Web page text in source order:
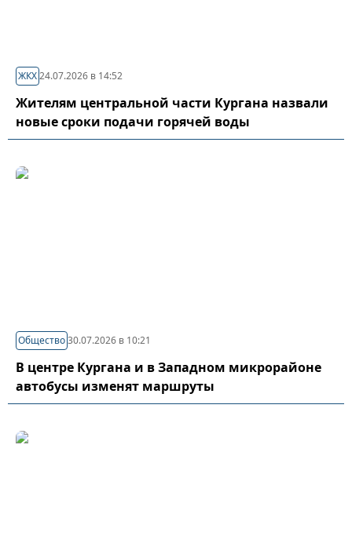
ЖКХ24.07.2026 в 14:52
Жителям центральной части Кургана назвали
новые сроки подачи горячей воды
Общество30.07.2026 в 10:21
В центре Кургана и в Западном микрорайоне
автобусы изменят маршруты